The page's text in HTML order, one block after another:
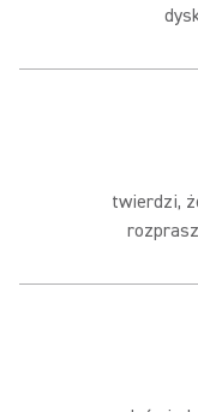
twierdzi,